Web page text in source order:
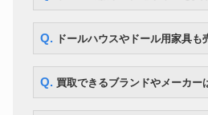
まきまきカールのおしゃ
Kaws カウズ
カリモク
BE@RBRICK エヴァン
初号機 CHROME
Q. ドールハウスやドール用家具
Q. 買取できるブランドやメーカ